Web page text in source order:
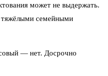
может не выдержать.
тяжёлыми семейными
— нет. Досрочно